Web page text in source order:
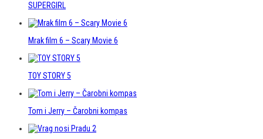
SUPERGIRL
Mrak film 6 – Scary Movie 6
TOY STORY 5
Tom i Jerry – Čarobni kompas